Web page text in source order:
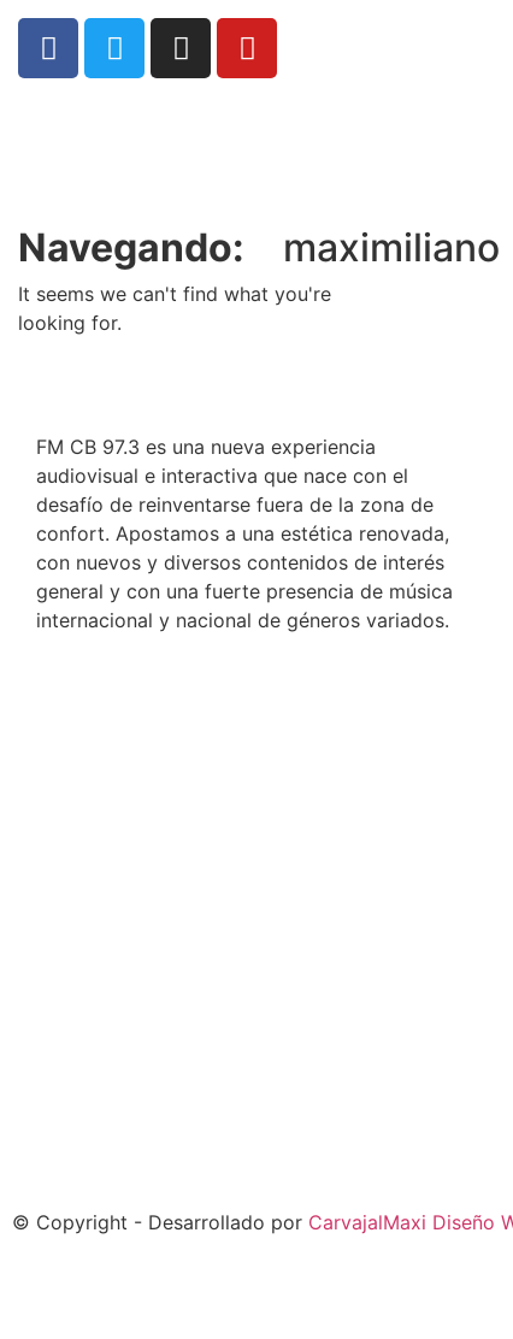
Navegando: maximiliano
It seems we can't find what you're
looking for.
FM CB 97.3 es una nueva experiencia
audiovisual e interactiva que nace con el
desafío de reinventarse fuera de la zona de
confort. Apostamos a una estética renovada,
con nuevos y diversos contenidos de interés
general y con una fuerte presencia de música
internacional y nacional de géneros variados.
© Copyright - Desarrollado por CarvajalMaxi Diseño